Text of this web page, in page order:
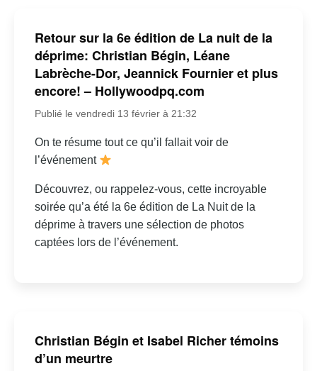
Retour sur la 6e édition de La nuit de la
déprime: Christian Bégin, Léane
Labrèche-Dor, Jeannick Fournier et plus
encore! – Hollywoodpq.com
Publié le vendredi 13 février à 21:32
On te résume tout ce qu’il fallait voir de
l’événement
Découvrez, ou rappelez-vous, cette incroyable
soirée qu’a été la 6e édition de La Nuit de la
déprime à travers une sélection de photos
captées lors de l’événement.
Christian Bégin et Isabel Richer témoins
d’un meurtre